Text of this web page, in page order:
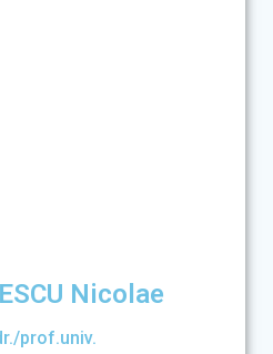
Nicolae
prof.univ.